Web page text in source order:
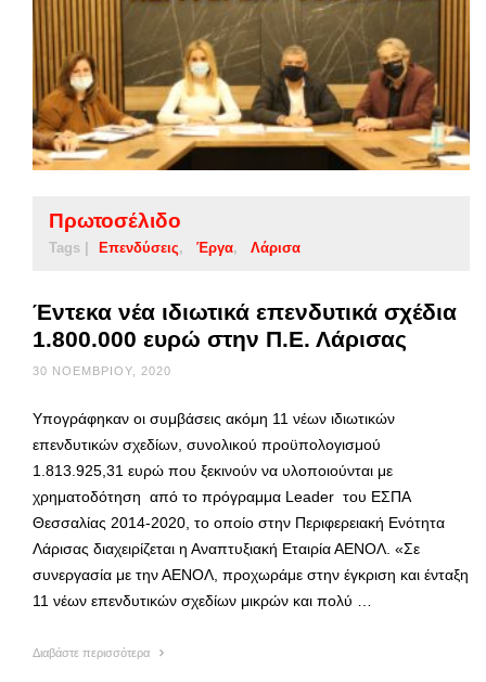
Πρωτοσέλιδο
Tags | Επενδύσεις Έργα Λάρισα
Έντεκα νέα ιδιωτικά επενδυτικά σχέδια
1.800.000 ευρώ στην Π.Ε. Λάρισας
30 ΝΟΕΜΒΡΊΟΥ, 2020
Υπογράφηκαν οι συμβάσεις ακόμη 11 νέων ιδιωτικών
επενδυτικών σχεδίων, συνολικού προϋπολογισμού
1.813.925,31 ευρώ που ξεκινούν να υλοποιούνται με
χρηματοδότηση από το πρόγραμμα Leader του ΕΣΠΑ
Θεσσαλίας 2014-2020, το οποίο στην Περιφερειακή Ενότητα
Λάρισας διαχειρίζεται η Αναπτυξιακή Εταιρία ΑΕΝΟΛ. «Σε
συνεργασία με την ΑΕΝΟΛ, προχωράμε στην έγκριση και ένταξη
11 νέων επενδυτικών σχεδίων μικρών και πολύ …
Διαβάστε περισσότερα